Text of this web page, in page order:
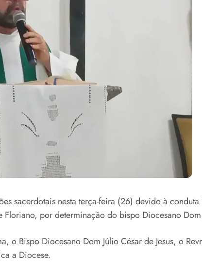
sacerdotais nesta terça-feira (26) devido à
por determinação do bispo Diocesano Dom
o Bispo Diocesano Dom Júlio César de Jesus, o
a Diocese.